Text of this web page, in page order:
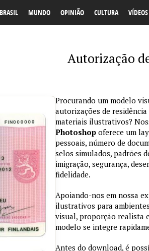
BRASIL MUNDO OPINIÃO CULTURA VÍDEOS
Autorização
Procurando um modelo
autorizações de
materiais ilustrativos?
Photoshop oferece um
pessoais, número de
selos simulados, padrões
imigração, segurança,
fidelidade.
Apoiando-nos em nossa
ilustrativos para
visual, proporção realista
modelo se integre
Antes do download, é